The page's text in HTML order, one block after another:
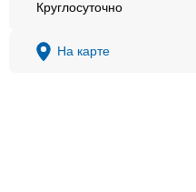
Круглосуточно
На карте